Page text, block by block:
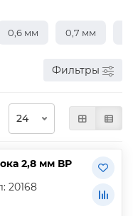
0,6 мм 0,7 мм
Фильтры
2,8 мм ВР
20168